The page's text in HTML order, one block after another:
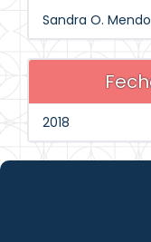
Sandra O.
2018